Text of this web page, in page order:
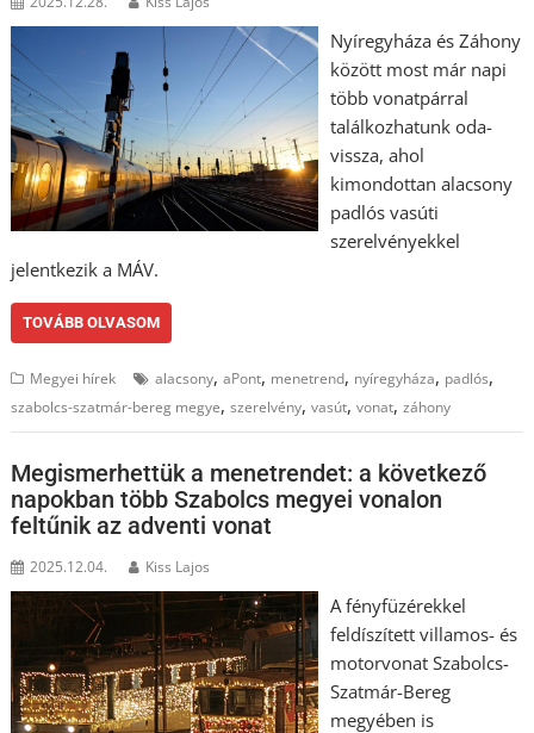
Nyíregyháza és Záhony
között most már napi
több vonatpárral
találkozhatunk oda-
vissza, ahol
kimondottan alacsony
padlós vasúti
szerelvényekkel
jelentkezik a MÁV.
TOVÁBB OLVASOM
Megyei hírek alacsony,aPont, menetrend, nyíregyháza, padlós,
szabolcs-szatmár-bereg megye,szerelvény,vasút,vonat,záhony
Megismerhettük a menetrendet: a következő
napokban több Szabolcs megyei vonalon
feltűnik az adventi vonat
2025.12.04. Kiss Lajos
A fényfüzérekkel
feldíszített villamos- és
motorvonat Szabolcs-
Szatmár-Bereg
megyében is